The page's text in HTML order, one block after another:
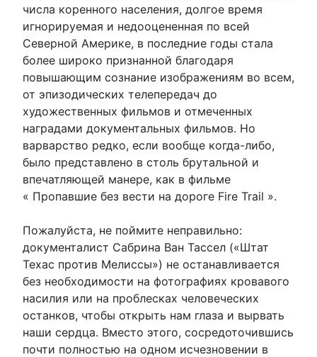
числа коренного населения, долгое время
игнорируемая и недооцененная по всей
Северной Америке, в последние годы стала
более широко признанной благодаря
повышающим сознание изображениям во всем,
от эпизодических телепередач до
художественных фильмов и отмеченных
наградами документальных фильмов. Но
варварство редко, если вообще когда-либо,
было представлено в столь брутальной и
впечатляющей манере, как в фильме
« Пропавшие без вести на дороге Fire Trail ».
Пожалуйста, не поймите неправильно:
документалист Сабрина Ван Тассел («Штат
Техас против Мелиссы») не останавливается
без необходимости на фотографиях кровавого
насилия или на проблесках человеческих
останков, чтобы открыть нам глаза и вырвать
наши сердца. Вместо этого, сосредоточившись
почти полностью на одном исчезновении в